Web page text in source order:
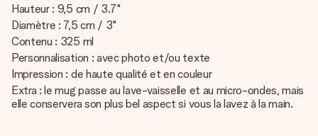
Hauteur : 9,5 cm / 3.7"
Diamètre : 7,5 cm / 3"
Contenu : 325 ml
Personnalisation : avec photo et/ou texte
Impression : de haute qualité et en couleur
Extra : le mug passe au lave-vaisselle et au micro-ondes, mais
elle conservera son plus bel aspect si vous la lavez à la main.